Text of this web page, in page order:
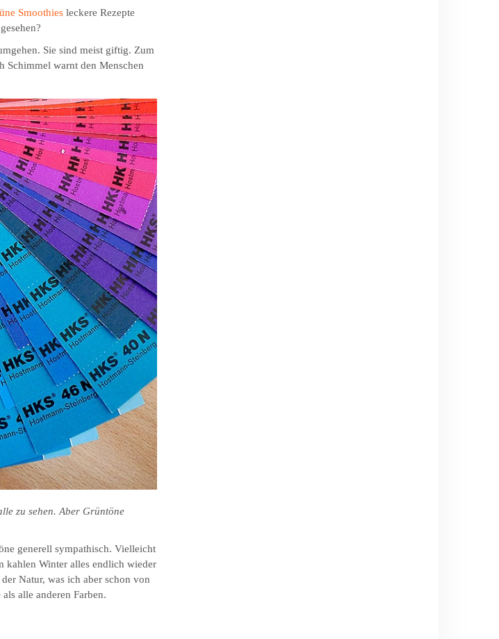
Smoothies leckere Rezepte
Sie sind meist giftig. Zum
Schimmel warnt den Menschen
zu sehen. Aber Grüntöne
generell sympathisch. Vielleicht
kahlen Winter alles endlich wieder
Natur, was ich aber schon von
alle anderen Farben.